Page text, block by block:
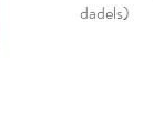
dadels)